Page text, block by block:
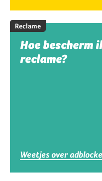
Reclame
Hoe bescherm
reclame?
Weetjes over